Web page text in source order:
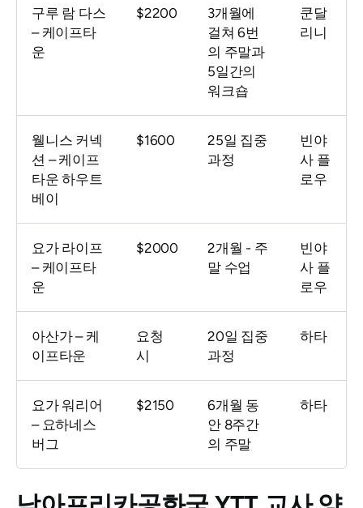
구루 람 다스
– 케이프타
운
$2200
3개월에
걸쳐 6번
의 주말과
5일간의
워크숍
쿤달
리니
웰니스 커넥
션 – 케이프
타운 하우트
베이
$1600
25일 집중
과정
빈야
사 플
로우
요가 라이프
– 케이프타
운
$2000
2개월 - 주
말 수업
빈야
사 플
로우
아산가 – 케
이프타운
요청
시
20일 집중
과정
하타
요가 워리어
– 요하네스
버그
$2150
6개월 동
안 8주간
의 주말
하타